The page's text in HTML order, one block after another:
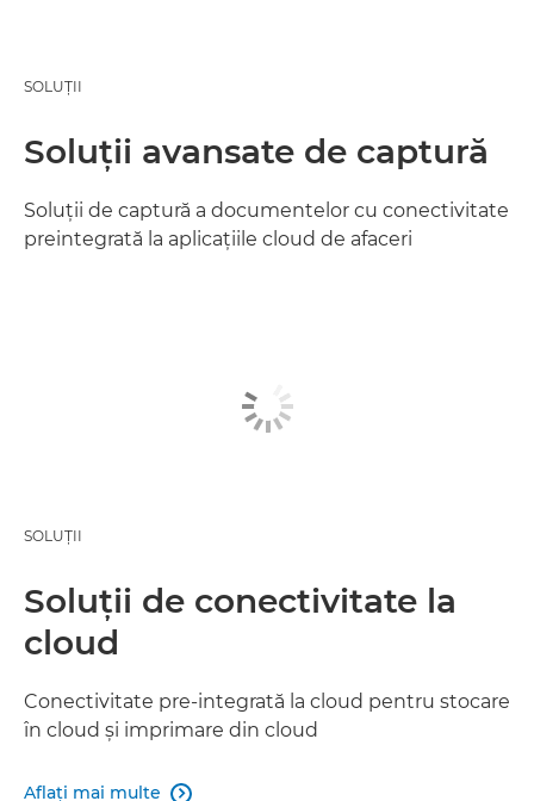
SOLUŢII
Soluţii avansate de captură
Soluţii de captură a documentelor cu conectivitate
preintegrată la aplicaţiile cloud de afaceri
SOLUŢII
Soluţii de conectivitate la
cloud
Conectivitate pre-integrată la cloud pentru stocare
în cloud şi imprimare din cloud
Aflaţi mai multe 